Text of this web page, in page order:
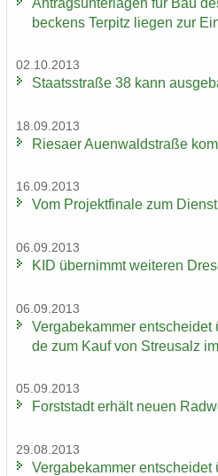
be­ckens Ter­pitz lie­gen zur
02.10.2013
Staats­stra­ße 38 kann
18.09.2013
Rie­sa­er Au­en­wald­stra­ße
16.09.2013
Vom Pro­jekt­fi­na­le zum
06.09.2013
KID über­nimmt wei­te­ren
06.09.2013
Ver­ga­be­kam­mer
de zum Kauf von Streu­salz
05.09.2013
Forst­stadt er­hält neuen
29.08.2013
Ver­ga­be­kam­mer